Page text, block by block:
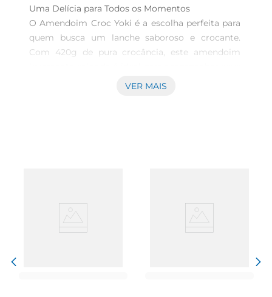
Uma Delícia para Todos os Momentos
O Amendoim Croc Yoki é a escolha perfeita para
quem busca um lanche saboroso e crocante.
Com 420g de pura crocância, este amendoim
momentos de descontração, seja assistindo a um
natural doamendoim, proporcionando um lanche
VER MAIS